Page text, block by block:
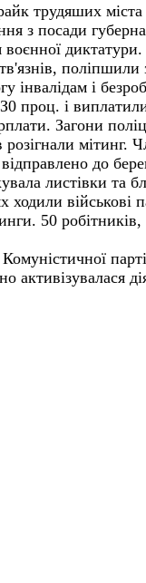
трудяших міста
з посади
поліпшили
і
проц. і
Загони
мітинг.
до
листівки та
військові
50
активізувалася